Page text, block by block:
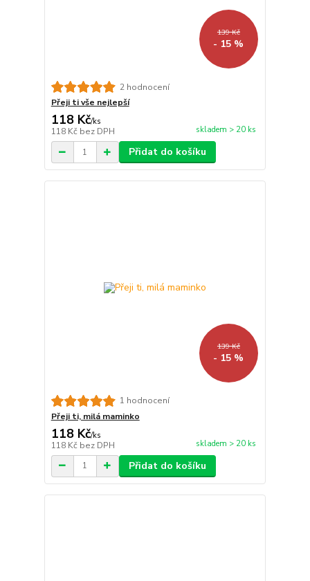
139 Kč
- 15 %
2 hodnocení
Přeji ti vše nejlepší
118 Kč/ks
118 Kč bez DPH skladem > 20 ks
Přidat do košíku
139 Kč
- 15 %
1 hodnocení
Přeji ti, milá maminko
118 Kč/ks
118 Kč bez DPH skladem > 20 ks
Přidat do košíku